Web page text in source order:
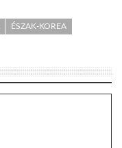
ÉSZAK-KOREA